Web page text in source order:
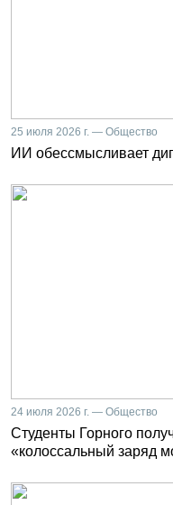
25 июля 2026 г. — Общество
ИИ обессмысливает
24 июля 2026 г. — Общество
Студенты Горного
«колоссальный заряд